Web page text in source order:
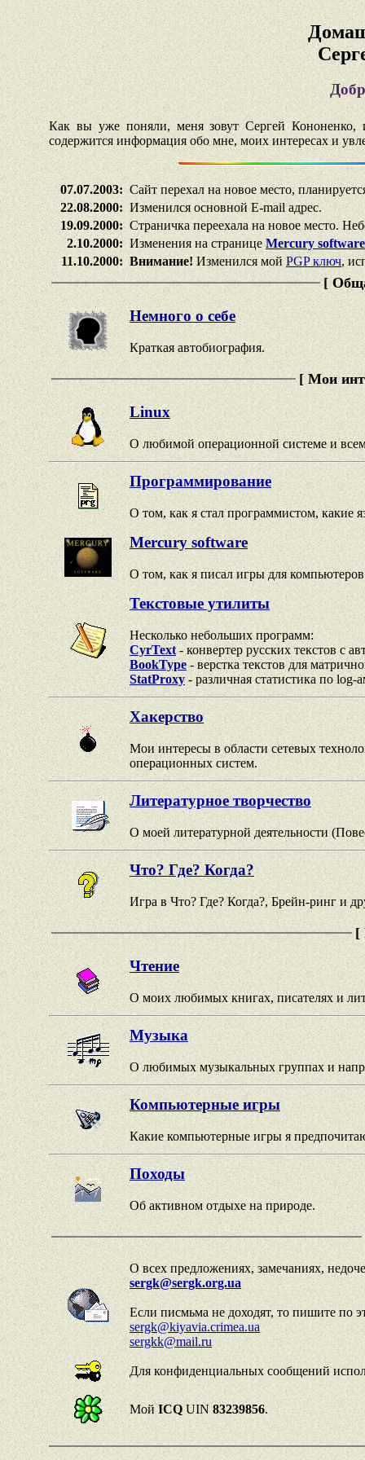
Как вы уже поняли, меня зовут Сергей Кононенко,
содержится информация обо мне, моих интересах и
07.07.2003: Сайт перехал на новое место,
22.08.2000: Изменился основной E-mail адрес.
19.09.2000: Страничка переехала на новое место.
2.10.2000: Изменения на странице Mercury software
11.10.2000: Внимание!Изменился мойPGP ключ,
[
Немного о себе
Краткая автобиография.
[ Мои
Linux
О любимой операционной системе и
Программирование
О том, как я стал программистом, какие
Mercury software
О том, как я писал игры для
Текстовые утилиты
Несколько небольших программ:
CyrText- конвертер русских текстов с
BookType - верстка текстов для
StatProxy - различная статистика по log-
Хакерство
Мои интересы в области сетевых
операционных систем.
Литературное творчество
О моей литературной деятельности
Что? Где? Когда?
Игра в Что? Где? Когда?, Брейн-ринг и
[
Чтение
О моих любимых книгах, писателях и
Музыка
О любимых музыкальных группах и
Компьютерные игры
Какие компьютерные игры я
Походы
Об активном отдыхе на природе.
О всех предложениях, замечаниях,
sergk@sergk.org.ua
Если писмьма не доходят, то пишите по
sergk@kiyavia.crimea.ua
sergkk@mail.ru
Для конфиденциальных сообщений
МойICQ UIN83239856.